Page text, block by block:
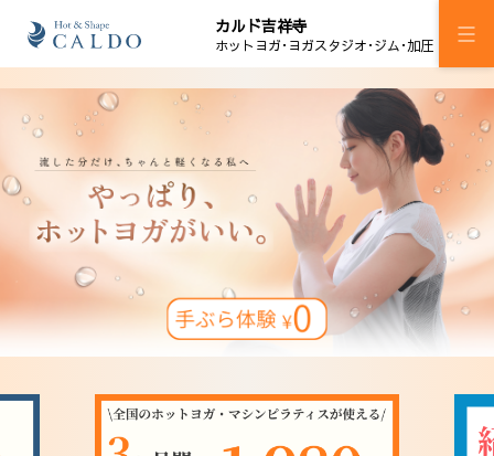
カルド吉祥寺
ホットヨガ･ヨガスタジオ･ジム･加圧
施設案内
プログラム
スケジュール
ジム
加圧ボディメイク
ウェルチケ